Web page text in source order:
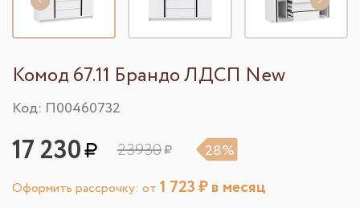
Комод 67.11 Брандо ЛДСП New
Код: П00460732
17 230 23930 28%
Оформить рассрочку: от 1 723₽ в месяц